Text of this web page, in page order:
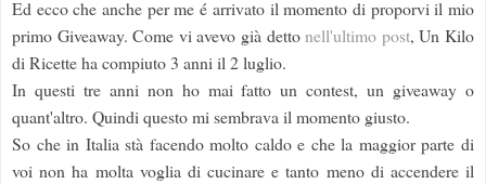
Ed ecco che anche per me é arrivato il momento di proporvi il mio
primo Giveaway. Come vi avevo già dettonell'ultimo post, Un Kilo
di Ricette ha compiuto 3 anni il 2 luglio.
In questi tre anni non ho mai fatto un contest, un giveaway o
quant'altro. Quindi questo mi sembrava il momento giusto.
So che in Italia stà facendo molto caldo e che la maggior parte di
voi non ha molta voglia di cucinare e tanto meno di accendere il